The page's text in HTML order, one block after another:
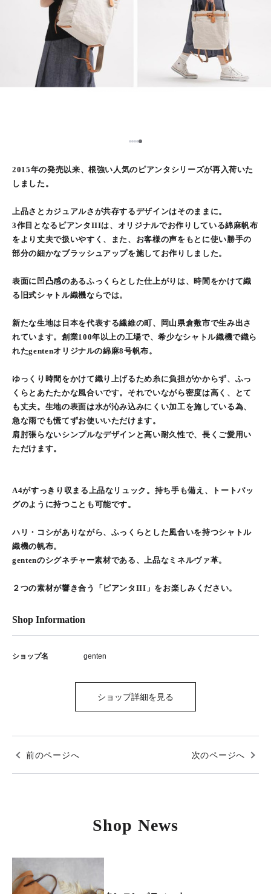
1234
2015年の発売以来、根強い人気のピアンタシリーズが再入荷いた
しました。
上品さとカジュアルさが共存するデザインはそのままに。
3作目となるピアンタIIIは、オリジナルでお作りしている綿麻帆布
をより丈夫で扱いやすく、また、お客様の声をもとに使い勝手の
部分の細かなブラッシュアップを施してお作りしました。
表面に凹凸感のあるふっくらとした仕上がりは、時間をかけて織
る旧式シャトル織機ならでは。
新たな生地は日本を代表する繊維の町、岡山県倉敷市で生み出さ
れています。創業100年以上の工場で、希少なシャトル織機で織ら
れたgentenオリジナルの綿麻8号帆布。
ゆっくり時間をかけて織り上げるため糸に負担がかからず、ふっ
くらとあたたかな風合いです。それでいながら密度は高く、とて
も丈夫。生地の表面は水が沁み込みにくい加工を施している為、
急な雨でも慌てずお使いいただけます。
肩肘張らないシンプルなデザインと高い耐久性で、長くご愛用い
ただけます。
A4がすっきり収まる上品なリュック。持ち手も備え、トートバッ
グのように持つことも可能です。
ハリ・コシがありながら、ふっくらとした風合いを持つシャトル
織機の帆布。
gentenのシグネチャー素材である、上品なミネルヴァ革。
２つの素材が響き合う「ピアンタIII」をお楽しみください。
Shop Information
ショップ名 genten
ショップ詳細を見る
前のページへ 次のページへ
Shop News